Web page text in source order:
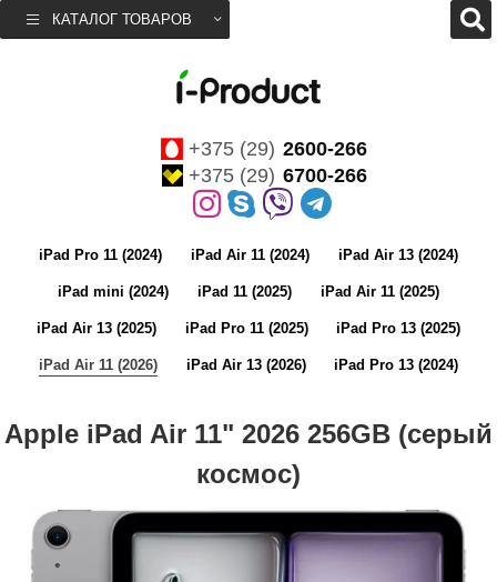
КАТАЛОГ ТОВАРОВ
+375 (29) 2600-266
+375 (29) 6700-266
iPad Pro 11 (2024) iPad Air 11 (2024) iPad Air 13 (2024)
iPad mini (2024) iPad 11 (2025) iPad Air 11 (2025)
iPad Air 13 (2025) iPad Pro 11 (2025) iPad Pro 13 (2025)
iPad Air 11 (2026) iPad Air 13 (2026) iPad Pro 13 (2024)
Apple iPad Air 11" 2026 256GB (серый
космос)